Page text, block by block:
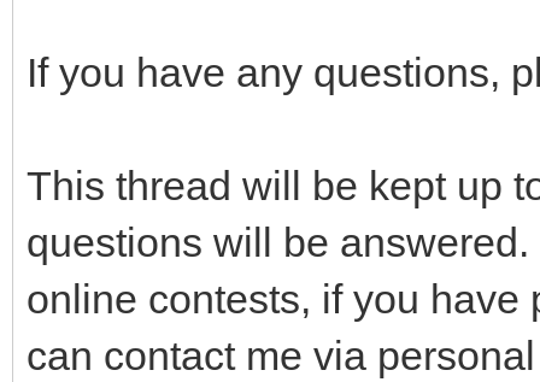
If you have any questions,
This thread will be kept up
questions will be
online contests, if you have
can contact me via